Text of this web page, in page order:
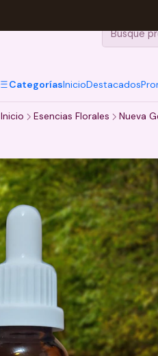
CategoríasInicioDestacados
Inicio Esencias Florales Nueva